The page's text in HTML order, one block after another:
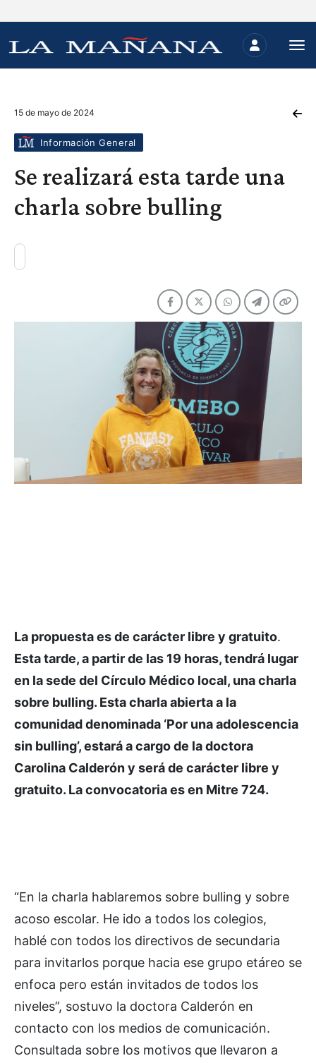
15 de mayo de 2024
Información General
Se realizará esta tarde una
charla sobre bulling
La propuesta es de carácter libre y gratuito.
Esta tarde, a partir de las 19 horas, tendrá lugar
en la sede del Círculo Médico local, una charla
sobre bulling. Esta charla abierta a la
comunidad denominada ‘Por una adolescencia
sin bulling’, estará a cargo de la doctora
Carolina Calderón y será de carácter libre y
gratuito. La convocatoria es en Mitre 724.
“En la charla hablaremos sobre bulling y sobre
acoso escolar. He ido a todos los colegios,
hablé con todos los directivos de secundaria
para invitarlos porque hacia ese grupo etáreo se
enfoca pero están invitados de todos los
niveles”, sostuvo la doctora Calderón en
contacto con los medios de comunicación.
Consultada sobre los motivos que llevaron a